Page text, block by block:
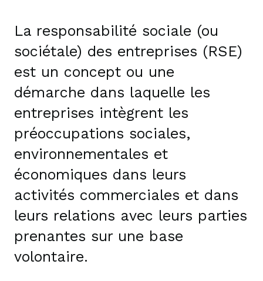
La responsabilité sociale (ou
sociétale) des entreprises (RSE)
est un concept ou une
démarche dans laquelle les
entreprises intègrent les
préoccupations sociales,
environnementales et
économiques dans leurs
activités commerciales et dans
leurs relations avec leurs parties
prenantes sur une base
volontaire.